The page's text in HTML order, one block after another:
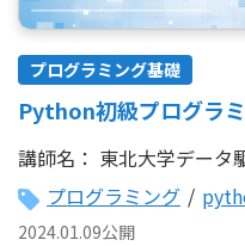
プログラミング基礎
Python初級プログラ
講師名： 東北大学データ
プログラミング /
2024.01.09公開